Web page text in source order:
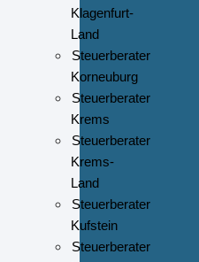
Klagenfurt-
Land
Steuerberater
Korneuburg
Steuerberater
Krems
Steuerberater
Krems-
Land
Steuerberater
Kufstein
Steuerberater